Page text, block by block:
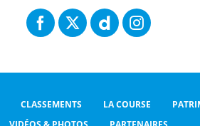
CLASSEMENTS LA COURSE